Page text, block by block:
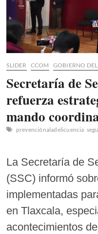
Galáctica
SLIDER CCOM GOBIERNO
Secretaría de
refuerza
mando
prevenciónaladelicuencia
La Secretaría de
(SSC) informó
implementadas
en Tlaxcala,
acontecimientos